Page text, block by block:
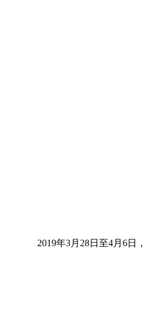
2019年3月28日至4月6日